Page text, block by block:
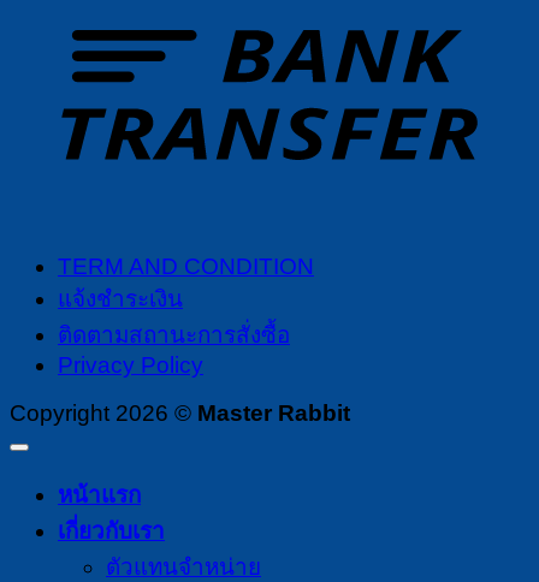
TERM AND CONDITION
แจ้งชำระเงิน
ติดตามสถานะการสั่งซื้อ
Privacy Policy
Copyright 2026 © Master Rabbit
หน้าแรก
เกี่ยวกับเรา
ตัวแทนจำหน่าย